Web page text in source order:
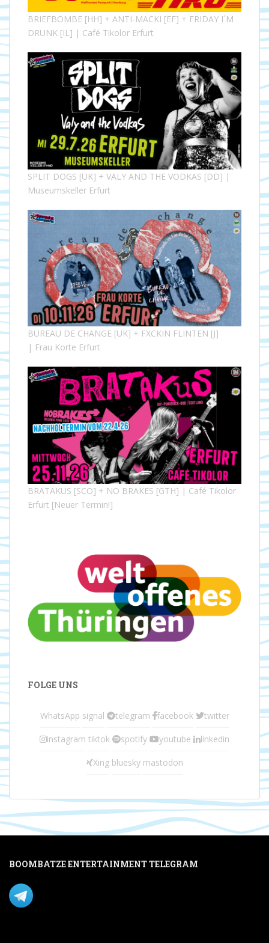
BRIEFBOMBE [HH] + ANTI-MACKI [EF] + FRIDAY I´M
DRUNK [IL] | Café Tikolor Erfurt
SPLIT DOGS [UK] + VALY AND THE VODKAS [DD] |
Museumskeller Erfurt
BUREAU DE CHANGE [UK] + FXCKIN FLINTEN [J]
| Frau Korte Erfurt
BRATAKUS [SCO] + NO BRAKES [GTH] | Café Tikolor
Erfurt [Neuer Termin!]
FOLGE UNS
WhatsApp signal telegram facebook twitter
instagram tiktok spotify youtube linkedin
Xing bluesky mastodon
BOOMBATZE ENTERTAINMENT TELEGRAM